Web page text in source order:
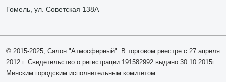
Гомель, ул. Советская 138А
© 2015-2025, Салон "Атмосферный". В торговом реестре с 27 апреля
2012 г. Свидетельство о регистрации 191582992 выдано 30.10.2015г.
Минским городским исполнительным комитетом.